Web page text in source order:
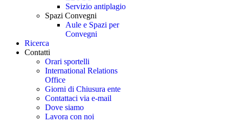
Servizio antiplagio
Spazi Convegni
Aule e Spazi per
Convegni
Ricerca
Contatti
Orari sportelli
International Relations
Office
Giorni di Chiusura ente
Contattaci via e-mail
Dove siamo
Lavora con noi